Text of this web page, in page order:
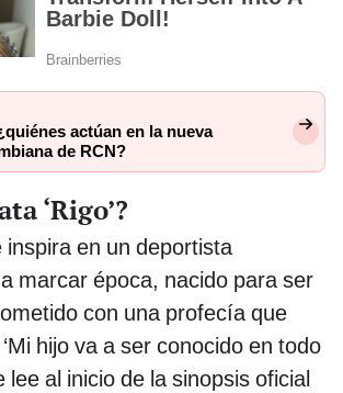
actúan en la nueva
de RCN?
‘Rigo’?
inspira en un deportista
marcar época, nacido para ser
con una profecía que
hijo va a ser conocido en todo
lee al inicio de la sinopsis oficial